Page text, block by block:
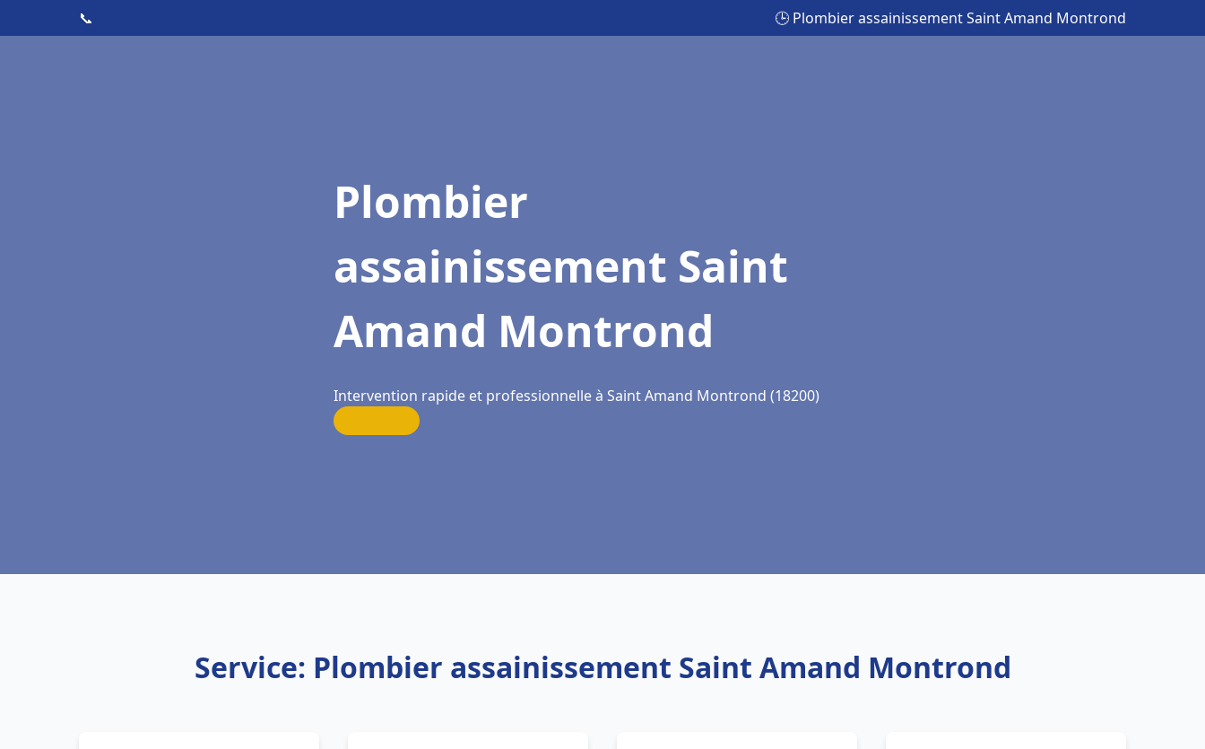
📞 🕒 Plombier assainissement Saint Amand Montrond
Plombier
assainissement Saint
Amand Montrond
Intervention rapide et professionnelle à Saint Amand Montrond (18200)
Service: Plombier assainissement Saint Amand Montrond